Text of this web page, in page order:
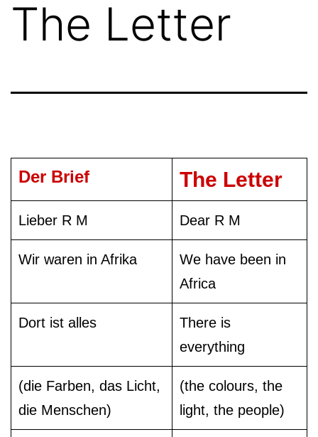
The Letter
Der Brief The Letter
Lieber R M Dear R M
Wir waren in Afrika
We have been in
Africa
Dort ist alles
There is
everything
(die Farben, das Licht,
die Menschen)
(the colours, the
light, the people)